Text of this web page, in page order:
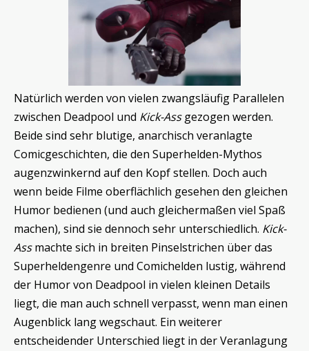
Natürlich werden von vielen zwangsläufig Parallelen
zwischen Deadpool und Kick-Assgezogen werden.
Beide sind sehr blutige, anarchisch veranlagte
Comicgeschichten, die den Superhelden-Mythos
augenzwinkernd auf den Kopf stellen. Doch auch
wenn beide Filme oberflächlich gesehen den gleichen
Humor bedienen (und auch gleichermaßen viel Spaß
machen), sind sie dennoch sehr unterschiedlich. Kick-
Assmachte sich in breiten Pinselstrichen über das
Superheldengenre und Comichelden lustig, während
der Humor von Deadpool in vielen kleinen Details
liegt, die man auch schnell verpasst, wenn man einen
Augenblick lang wegschaut. Ein weiterer
entscheidender Unterschied liegt in der Veranlagung